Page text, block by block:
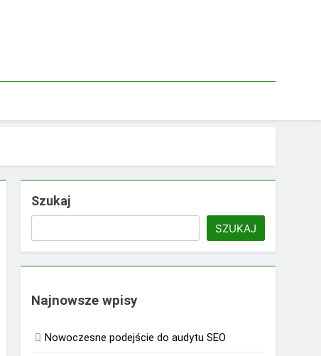
Szukaj
SZUKAJ
Najnowsze wpisy
Nowoczesne podejście do audytu SEO